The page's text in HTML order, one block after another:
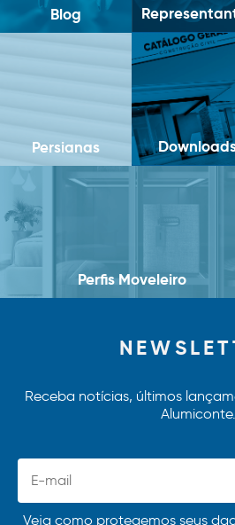
Blog
Persianas
Perfis Moveleiro
Receba notícias, últimos
Alumiconte.
Veja como protegemos seus